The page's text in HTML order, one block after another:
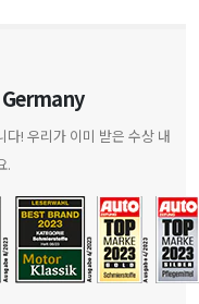
! 우리가 이미 받은 수상 내
.